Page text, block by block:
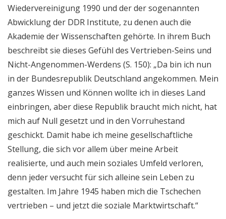
Wiedervereinigung 1990 und der der sogenannten
Abwicklung der DDR Institute, zu denen auch die
Akademie der Wissenschaften gehörte. In ihrem Buch
beschreibt sie dieses Gefühl des Vertrieben-Seins und
Nicht-Angenommen-Werdens (S. 150): „Da bin ich nun
in der Bundesrepublik Deutschland angekommen. Mein
ganzes Wissen und Können wollte ich in dieses Land
einbringen, aber diese Republik braucht mich nicht, hat
mich auf Null gesetzt und in den Vorruhestand
geschickt. Damit habe ich meine gesellschaftliche
Stellung, die sich vor allem über meine Arbeit
realisierte, und auch mein soziales Umfeld verloren,
denn jeder versucht für sich alleine sein Leben zu
gestalten. Im Jahre 1945 haben mich die Tschechen
vertrieben – und jetzt die soziale Marktwirtschaft.“